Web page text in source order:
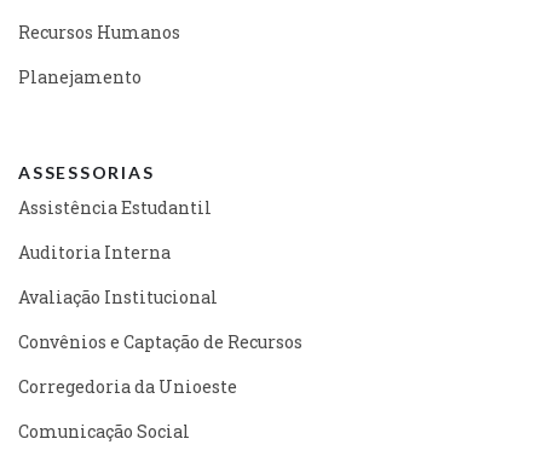
Recursos Humanos
Planejamento
ASSESSORIAS
Assistência Estudantil
Auditoria Interna
Avaliação Institucional
Convênios e Captação de Recursos
Corregedoria da Unioeste
Comunicação Social